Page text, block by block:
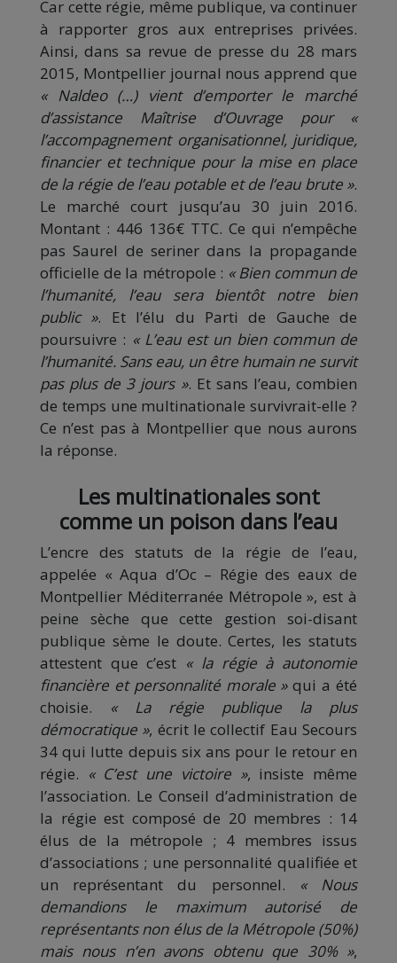
Car cette régie, même publique, va continuer
à rapporter gros aux entreprises privées.
Ainsi, dans sa revue de presse du 28 mars
2015, Montpellier journal nous apprend que
« Naldeo (…) vient d’emporter le marché
d’assistance Maîtrise d’Ouvrage pour «
l’accompagnement organisationnel, juridique,
financier et technique pour la mise en place
de la régie de l’eau potable et de l’eau brute ».
Le marché court jusqu’au 30 juin 2016.
Montant : 446 136€ TTC. Ce qui n’empêche
pas Saurel de seriner dans la propagande
officielle de la métropole : « Bien commun de
l’humanité, l’eau sera bientôt notre bien
public ». Et l’élu du Parti de Gauche de
poursuivre : « L’eau est un bien commun de
l’humanité. Sans eau, un être humain ne survit
pas plus de 3 jours ». Et sans l’eau, combien
de temps une multinationale survivrait-elle ?
Ce n’est pas à Montpellier que nous aurons
la réponse.
Les multinationales sont
comme un poison dans l’eau
L’encre des statuts de la régie de l’eau,
appelée « Aqua d’Oc – Régie des eaux de
Montpellier Méditerranée Métropole », est à
peine sèche que cette gestion soi-disant
publique sème le doute. Certes, les statuts
attestent que c’est « la régie à autonomie
financière et personnalité morale »qui a été
choisie. « La régie publique la plus
démocratique », écrit le collectif Eau Secours
34 qui lutte depuis six ans pour le retour en
régie. « C’est une victoire », insiste même
l’association. Le Conseil d’administration de
la régie est composé de 20 membres : 14
élus de la métropole ; 4 membres issus
d’associations ; une personnalité qualifiée et
un représentant du personnel. « Nous
demandions le maximum autorisé de
représentants non élus de la Métropole (50%)
mais nous n’en avons obtenu que 30% »,